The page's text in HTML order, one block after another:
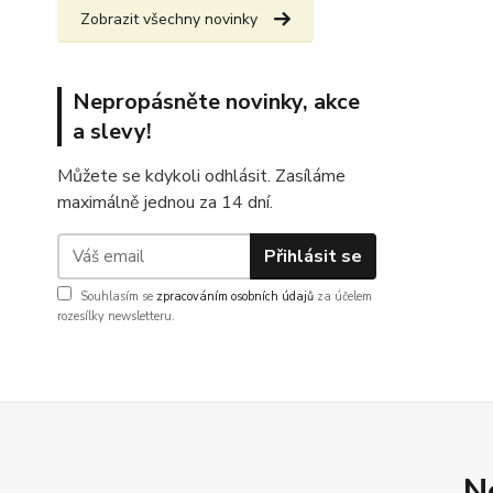
Zobrazit všechny novinky
Nepropásněte novinky, akce
a slevy!
Můžete se kdykoli odhlásit. Zasíláme
maximálně jednou za 14 dní.
Přihlásit se
Souhlasím se zpracováním osobních údajů za účelem
rozesílky newsletteru.